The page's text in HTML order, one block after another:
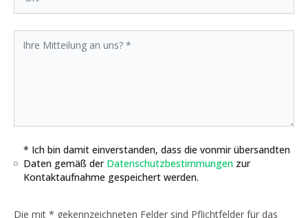
* Ich bin damit einverstanden, dass die vonmir übersandten
Daten gemäß der Datenschutzbestimmungen zur
Kontaktaufnahme gespeichert werden.
Die mit * gekennzeichneten Felder sind Pflichtfelder für das